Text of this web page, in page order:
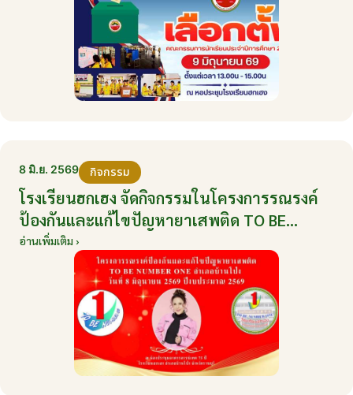
8 มิ.ย. 2569 กิจกรรม
โรงเรียนฮกเฮง จัดกิจกรรมในโครงการรณรงค์
ป้องกันและแก้ไขปัญหายาเสพติด TO BE
NUMBER ONE อำเภอบ้านโป่ง ปีงบประมาณ
2569 ให้กับนักเรียนแกนนำ ในวันที่ 8 มิถุนายน
อ่านเพิ่มเติม ›